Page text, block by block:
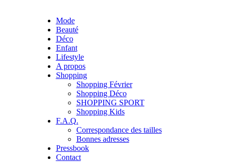
Mode
Beauté
Déco
Enfant
Lifestyle
A propos
Shopping
Shopping Février
Shopping Déco
SHOPPING SPORT
Shopping Kids
F.A.Q.
Correspondance des tailles
Bonnes adresses
Pressbook
Contact